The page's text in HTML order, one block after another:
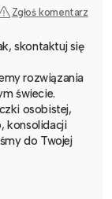
Zgłoś komentarz
skontaktuj się
rozwiązania
świecie.
osobistej,
konsolidacji
do Twojej